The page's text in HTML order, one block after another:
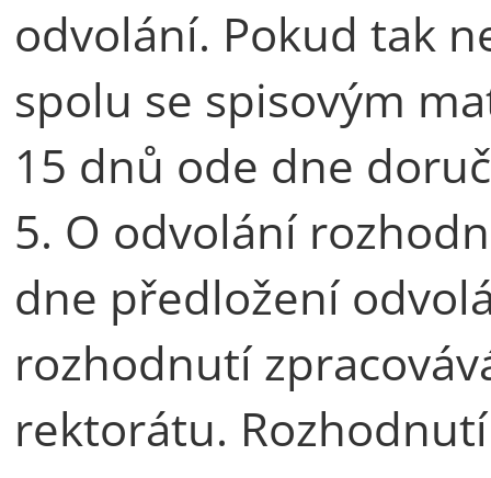
odvolání. Pokud tak
spolu se spisovým
15 dnů ode dne
5. O odvolání
dne předložení
rozhodnutí
rektorátu.